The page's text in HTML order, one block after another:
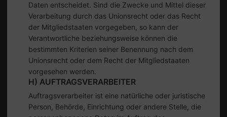
Daten entscheidet. Sind die Zwecke und Mittel dieser
Verarbeitung durch das Unionsrecht oder das Recht
der Mitgliedstaaten vorgegeben, so kann der
Verantwortliche beziehungsweise können die
bestimmten Kriterien seiner Benennung nach dem
Unionsrecht oder dem Recht der Mitgliedstaaten
vorgesehen werden.
H) AUFTRAGSVERARBEITER
Auftragsverarbeiter ist eine natürliche oder juristische
Person, Behörde, Einrichtung oder andere Stelle, die